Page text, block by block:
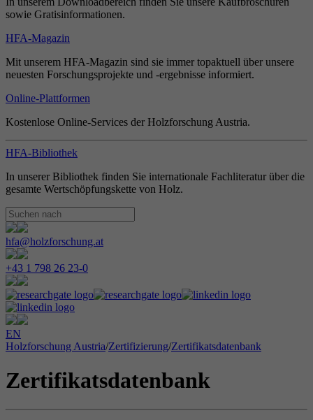
sowie Gratisinformationen.
HFA-Magazin
Mit unserem HFA-Magazin sind sie immer topaktuell über unsere
neuesten Forschungsprojekte und -ergebnisse informiert.
Online-Plattformen
Kostenlose Online-Services der Holzforschung Austria.
HFA-Bibliothek
In unserer Bibliothek finden Sie internationale Fachliteratur über die
gesamte Wertschöpfungskette von Holz.
hfa@holzforschung.at
+43 1 798 26 23-0
EN
Holzforschung Austria/Zertifizierung/Zertifikatsdatenbank
Zertifikatsdatenbank